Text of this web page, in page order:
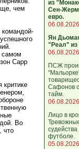
чем
командой-
самом
Сарр
критике
Во
что
из
Сен-
евро.
Ян
"Реал" из
ПСЖ
Сафонов
тайм.
Лицо в
футболе.